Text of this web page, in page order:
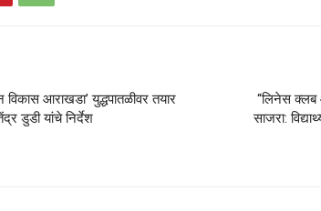
आराखडा’ युद्धपातळीवर तयार
डुडी यांचे निर्देश
“लिनेस क्लब
साजरा: